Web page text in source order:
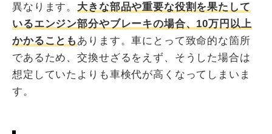
異なります。 大きな部品や重要な役割を果たして
いるエンジン部分やブレーキの場合、10万円以上
かかることも あります。車にとって致命的な箇所
であるため、交換せざるをえず、そうした場合は
想定していたよりも車検代が高くなってしまいま
す。